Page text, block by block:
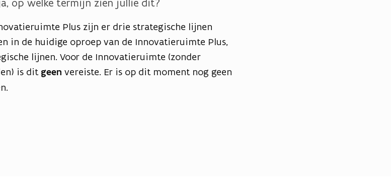
op welke termijn zien jullie dit?
Plus zijn er drie strategische lijnen
in de huidige oproep van de Innovatieruimte Plus,
lijnen. Voor de Innovatieruimte (zonder
is dit geen vereiste. Er is op dit moment nog geen